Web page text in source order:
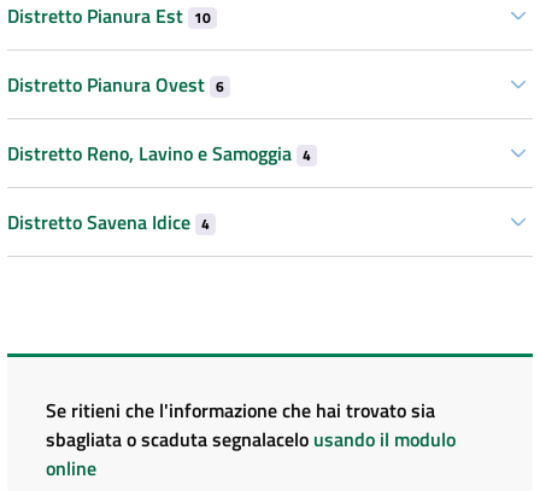
Distretto Pianura Est 10
Distretto Pianura Ovest 6
Distretto Reno, Lavino e Samoggia 4
Distretto Savena Idice 4
Se ritieni che l'informazione che hai trovato sia
sbagliata o scaduta segnalacelo usando il modulo
online